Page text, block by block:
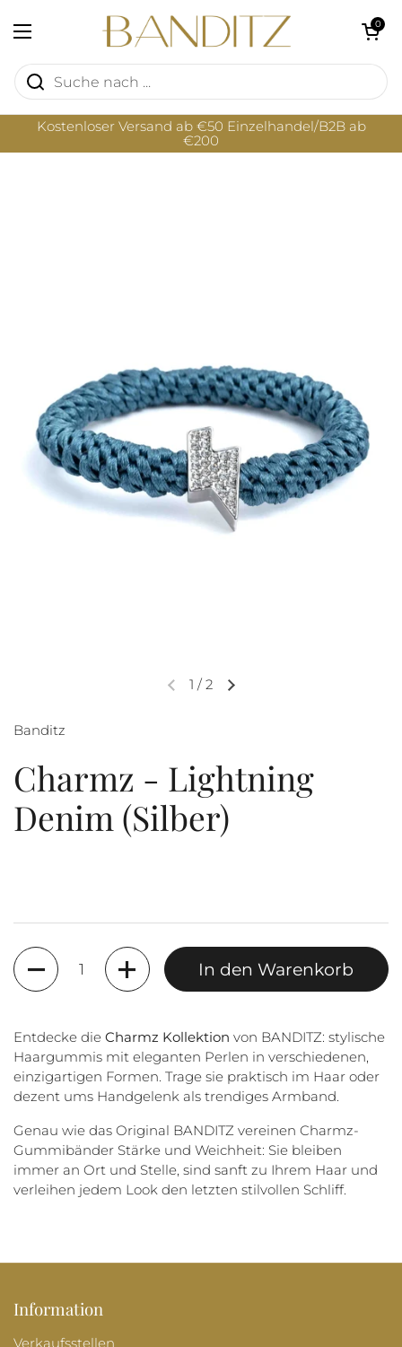
Menü öffnen
Warenkorb
0
Kostenloser Versand ab €50 Einzelhandel/B2B ab
€200
1 / 2
Banditz
Charmz - Lightning
Denim (Silber)
Anzahl
In den Warenkorb
Entdecke die Charmz Kollektion von BANDITZ: stylische
Haargummis mit eleganten Perlen in verschiedenen,
einzigartigen Formen. Trage sie praktisch im Haar oder
dezent ums Handgelenk als trendiges Armband.
Genau wie das Original BANDITZ vereinen Charmz-
Gummibänder Stärke und Weichheit: Sie bleiben
immer an Ort und Stelle, sind sanft zu Ihrem Haar und
verleihen jedem Look den letzten stilvollen Schliff.
Information
Verkaufsstellen